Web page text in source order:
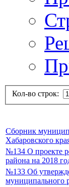
Кол-во строк:
Сборник
Хабаровского
№134 О проекте
района на 2018
№133 Об
муниципального